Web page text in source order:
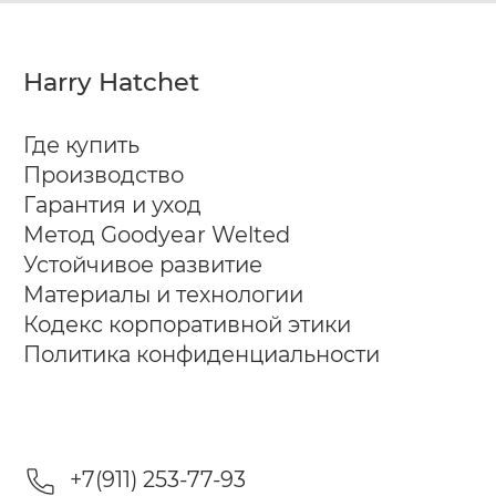
+7(911) 253-77-93
Harry Hatchet
Где купить
Производство
Гарантия и уход
Метод Goodyear Welted
Устойчивое развитие
Материалы и технологии
Кодекс корпоративной этики
Политика конфиденциальности